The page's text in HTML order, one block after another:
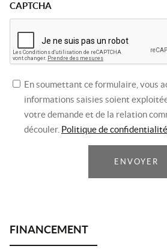
CAPTCHA
En soumettant ce formulaire, vous
informations saisies soient
votre demande et de la relation
découler. Politique de confidentialité
ENVOYER